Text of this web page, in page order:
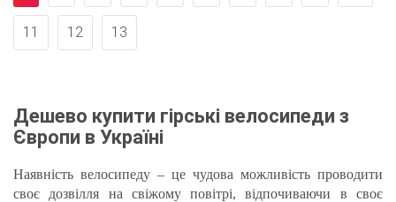
11 12 13
Дешево купити гірські велосипеди з
Європи в Україні
Наявність велосипеду – це чудова можливість проводити
своє дозвілля на свіжому повітрі, відпочиваючи в своє